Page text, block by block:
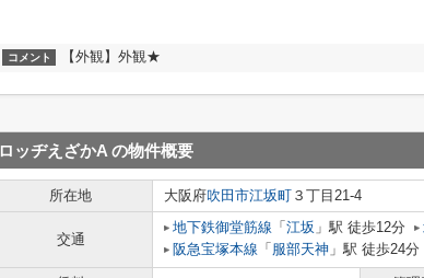
コメント 【外観】外観★
ロッヂえざかA の物件概要
所在地 大阪府吹田市江坂町 ３丁目21-4
交通
地下鉄御堂筋線 「 江坂 」駅 徒歩12分
阪急宝塚本線 「 服部天神 」駅 徒歩24分